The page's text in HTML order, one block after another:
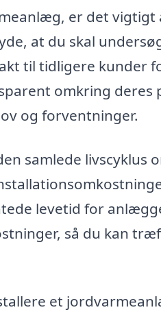
er det vigtigt
at du skal
til tidligere kunder
omkring deres
og forventninger.
samlede livscyklus
levetid for
så du kan
et